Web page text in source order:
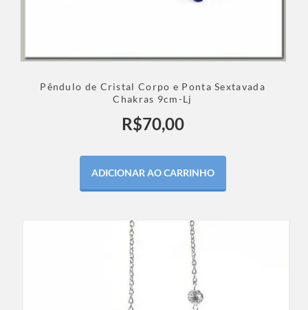
Pêndulo de Cristal Corpo e Ponta Sextavada
Chakras 9cm-Lj
R$70,00
ADICIONAR AO CARRINHO